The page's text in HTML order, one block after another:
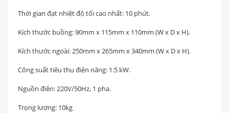
Thời gian đạt nhiệt độ tối cao nhất: 10 phút.
Kích thước buồng: 90mm x 115mm x 110mm (W x D x H).
Kích thước ngoài: 250mm x 265mm x 340mm (W x D x H).
Công suất tiêu thụ điện năng: 1.5 kW.
Nguồn điện: 220V/50Hz, 1 pha.
Trọng lượng: 10kg